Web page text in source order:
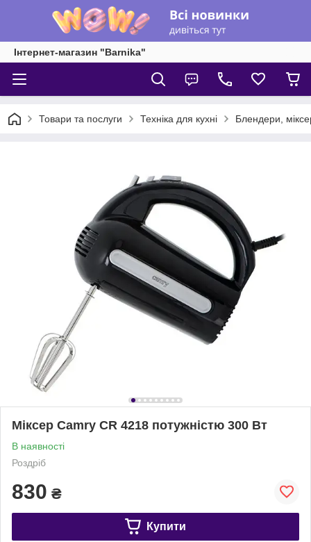
Інтернет-магазин "Barnika"
Товари та послуги Техніка для кухні Блендери,
Міксер Camry CR 4218 потужністю 300 Вт
В наявності
Роздріб
830 ₴
Купити